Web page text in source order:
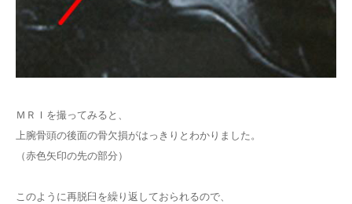
ＭＲＩを撮ってみると、
上腕骨頭の後面の骨欠損がはっきりとわかりました。
（赤色矢印の先の部分）
このように再脱臼を繰り返しておられるので、